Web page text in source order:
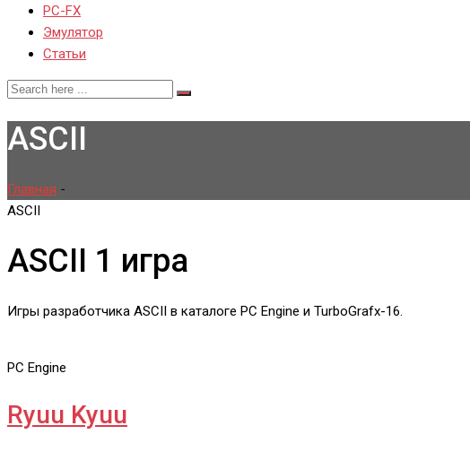
PC-FX
Эмулятор
Статьи
ASCII
Главная -
ASCII
ASCII 1 игра
Игры разработчика ASCII в каталоге PC Engine и TurboGrafx-16.
PC Engine
Ryuu Kyuu